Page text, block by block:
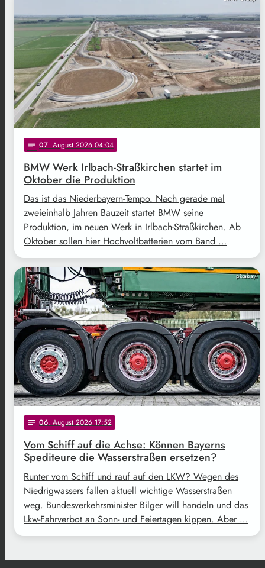
notes 07. August 2026 04:04
BMW Werk Irlbach-Straßkirchen startet im
Oktober die Produktion
Das ist das Niederbayern-Tempo. Nach gerade mal
zweieinhalb Jahren Bauzeit startet BMW seine
Produktion, im neuen Werk in Irlbach-Straßkirchen. Ab
Oktober sollen hier Hochvoltbatterien vom Band …
pixabay
notes 06. August 2026 17:52
Vom Schiff auf die Achse: Können Bayerns
Spediteure die Wasserstraßen ersetzen?
Runter vom Schiff und rauf auf den LKW? Wegen des
Niedrigwassers fallen aktuell wichtige Wasserstraßen
weg. Bundesverkehrsminister Bilger will handeln und das
Lkw-Fahrverbot an Sonn- und Feiertagen kippen. Aber …